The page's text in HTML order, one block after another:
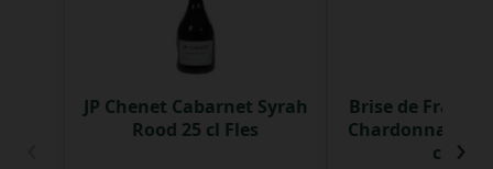
JP Chenet Cabarnet Syrah
Rood 25 cl Fles
Brise de France
Chardonnay
cl Fles
›